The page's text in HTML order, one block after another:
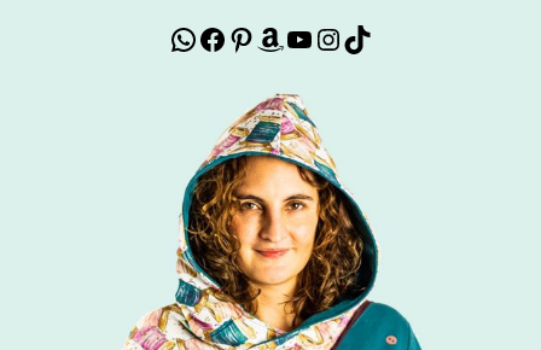
WhatsApp
Facebook
Pinterest
Amazon
YouTube
Instagram
TikTok